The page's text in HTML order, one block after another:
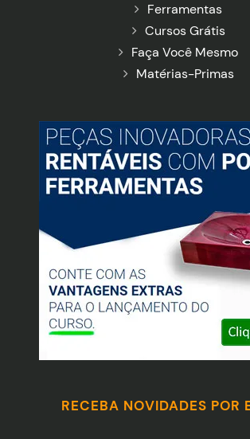
Ferramentas
Cursos Grátis
Faça Você Mesmo
Matérias-Primas
RECEBA NOVIDADES POR